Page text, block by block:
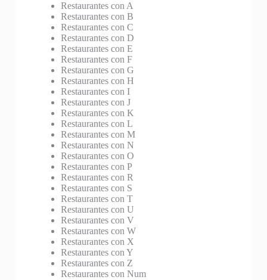
Restaurantes con A
Restaurantes con B
Restaurantes con C
Restaurantes con D
Restaurantes con E
Restaurantes con F
Restaurantes con G
Restaurantes con H
Restaurantes con I
Restaurantes con J
Restaurantes con K
Restaurantes con L
Restaurantes con M
Restaurantes con N
Restaurantes con O
Restaurantes con P
Restaurantes con R
Restaurantes con S
Restaurantes con T
Restaurantes con U
Restaurantes con V
Restaurantes con W
Restaurantes con X
Restaurantes con Y
Restaurantes con Z
Restaurantes con Num